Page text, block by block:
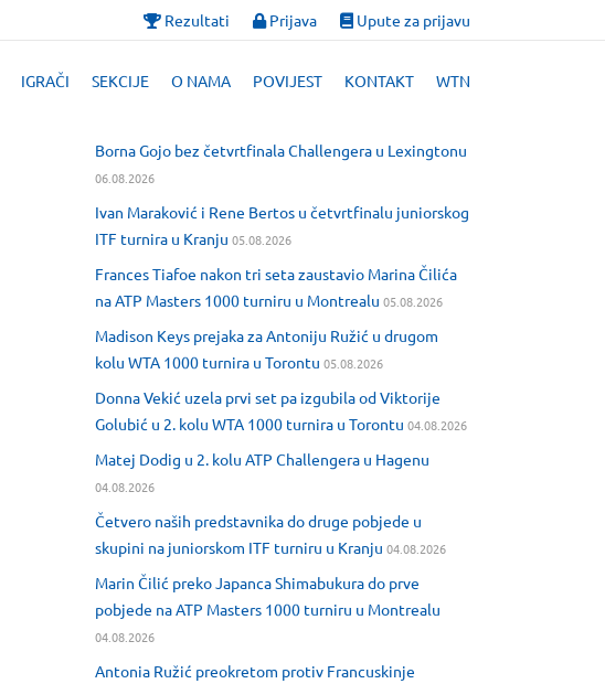
Rezultati Prijava Upute za prijavu
IGRAČI SEKCIJE O NAMA POVIJEST KONTAKT WTN
Borna Gojo bez četvrtfinala Challengera u Lexingtonu
06.08.2026
Ivan Maraković i Rene Bertos u četvrtfinalu juniorskog
ITF turnira u Kranju 05.08.2026
Frances Tiafoe nakon tri seta zaustavio Marina Čilića
na ATP Masters 1000 turniru u Montrealu 05.08.2026
Madison Keys prejaka za Antoniju Ružić u drugom
kolu WTA 1000 turnira u Torontu 05.08.2026
Donna Vekić uzela prvi set pa izgubila od Viktorije
Golubić u 2. kolu WTA 1000 turnira u Torontu 04.08.2026
Matej Dodig u 2. kolu ATP Challengera u Hagenu
04.08.2026
Četvero naših predstavnika do druge pobjede u
skupini na juniorskom ITF turniru u Kranju 04.08.2026
Marin Čilić preko Japanca Shimabukura do prve
pobjede na ATP Masters 1000 turniru u Montrealu
04.08.2026
Antonia Ružić preokretom protiv Francuskinje